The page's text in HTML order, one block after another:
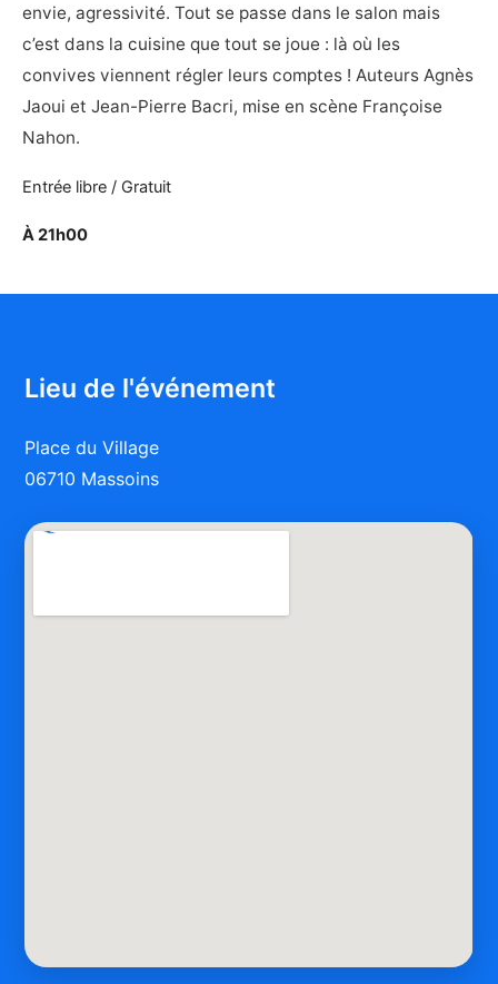
envie, agressivité. Tout se passe dans le salon mais
c’est dans la cuisine que tout se joue : là où les
convives viennent régler leurs comptes ! Auteurs Agnès
Jaoui et Jean-Pierre Bacri, mise en scène Françoise
Nahon.
Entrée libre / Gratuit
À 21h00
Lieu de l'événement
Place du Village
06710 Massoins